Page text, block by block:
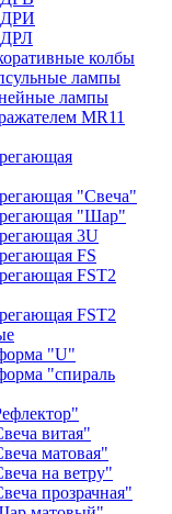
ДРИ
ДРЛ
колбы
лампы
лампы
MR11
"Свеча"
"Шар"
3U
FS
FST2
FSТ2
"U"
"спираль
витая"
матовая"
на ветру"
прозрачная"